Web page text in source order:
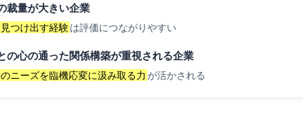
裁量が大きい企業
つけ出す経験は評価につながりやすい
の心の通った関係構築が重視される企業
ニーズを臨機応変に汲み取る力 が活かされる